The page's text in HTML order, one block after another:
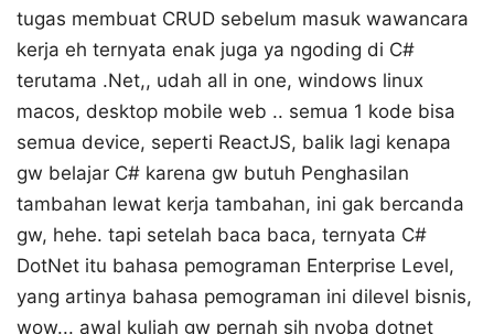
tugas membuat CRUD sebelum masuk wawancara
kerja eh ternyata enak juga ya ngoding di C#
terutama .Net,, udah all in one, windows linux
macos, desktop mobile web .. semua 1 kode bisa
semua device, seperti ReactJS, balik lagi kenapa
gw belajar C# karena gw butuh Penghasilan
tambahan lewat kerja tambahan, ini gak bercanda
gw, hehe. tapi setelah baca baca, ternyata C#
DotNet itu bahasa pemograman Enterprise Level,
yang artinya bahasa pemograman ini dilevel bisnis,
wow... awal kuliah gw pernah sih nyoba dotnet